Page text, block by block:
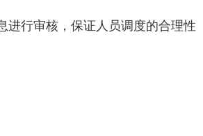
进行审核，保证人员调度的合理性